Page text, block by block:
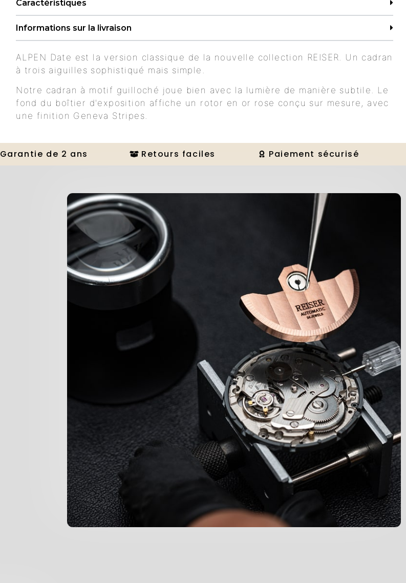
Caractéristiques
Informations sur la livraison
ALPEN Date est la version classique de la nouvelle collection REISER. Un cadran
à trois aiguilles sophistiqué mais simple.
Notre cadran à motif guilloché joue bien avec la lumière de manière subtile. Le
fond du boîtier d'exposition affiche un rotor en or rose conçu sur mesure, avec
une finition Geneva Stripes.
Garantie de 2 ans Retours faciles Paiement sécurisé